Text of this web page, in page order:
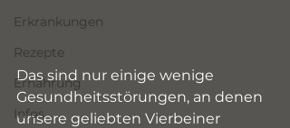
Erkrankungen
Rezepte
Ernährung
Infos
Das sind nur einige wenige
Gesundheitsstörungen, an denen
unsere geliebten Vierbeiner